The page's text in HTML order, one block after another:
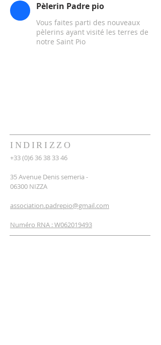
Pèlerin Padre pio
Vous faites parti des nouveaux
pèlerins ayant visité les terres de
notre Saint Pio
INDIRIZZO
+33 (0)6 36 38 33 46
35 Avenue Denis semeria -
06300 NIZZA
association.padrepio@gmail.com
Numéro RNA : W062019493